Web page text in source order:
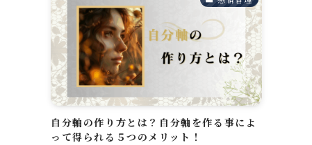
自分軸の作り方とは？自分軸を作る事によ
って得られる５つのメリット！